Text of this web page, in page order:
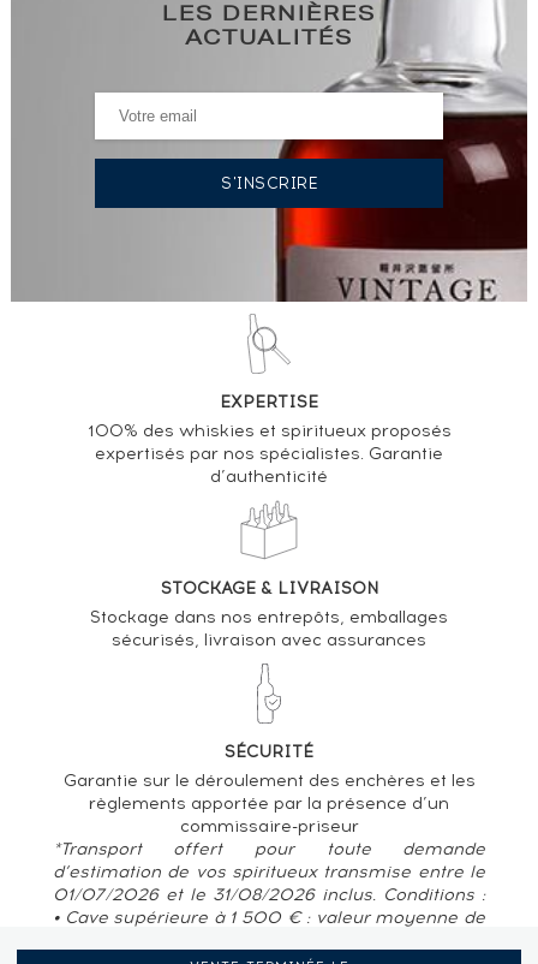
LES DERNIÈRES
ACTUALITÉS
EXPERTISE
100% des whiskies et spiritueux proposés
expertisés par nos spécialistes. Garantie
d’authenticité
STOCKAGE & LIVRAISON
Stockage dans nos entrepôts, emballages
sécurisés, livraison avec assurances
SÉCURITÉ
Garantie sur le déroulement des enchères et les
règlements apportée par la présence d’un
commissaire-priseur
*Transport offert pour toute demande
d’estimation de vos spiritueux transmise entre le
01/07/2026 et le 31/08/2026 inclus. Conditions :
• Cave supérieure à 1 500 € : valeur moyenne de